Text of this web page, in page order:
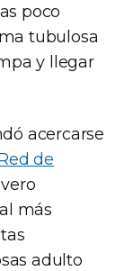
poco
tubulosa
y llegar
acercarse
de
más
adulto